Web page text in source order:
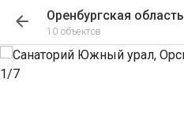
Оренбургская область
10 объектов
1/7